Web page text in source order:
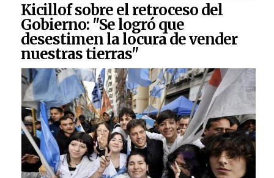
Kicillof sobre el retroceso del
Gobierno: "Se logró que
desestimen la locura de vender
nuestras tierras"